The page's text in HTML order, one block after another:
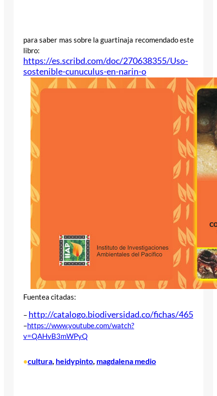
para saber mas sobre la guartinaja recomendado este
libro:
https://es.scribd.com/doc/270638355/Uso-
sostenible-cunuculus-en-narin-o
Fuentea citadas:
– http://catalogo.biodiversidad.co/fichas/465
–https://www.youtube.com/watch?
v=QAHvB3mWPyQ
•cultura, heidypinto, magdalena medio